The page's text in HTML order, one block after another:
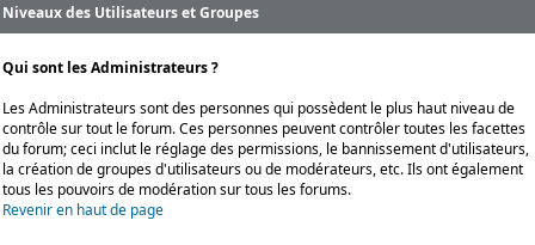
Niveaux des Utilisateurs et Groupes
Qui sont les Administrateurs ?
Les Administrateurs sont des personnes qui possèdent le plus haut niveau de
contrôle sur tout le forum. Ces personnes peuvent contrôler toutes les facettes
du forum; ceci inclut le réglage des permissions, le bannissement d'utilisateurs,
la création de groupes d'utilisateurs ou de modérateurs, etc. Ils ont également
tous les pouvoirs de modération sur tous les forums.
Revenir en haut de page